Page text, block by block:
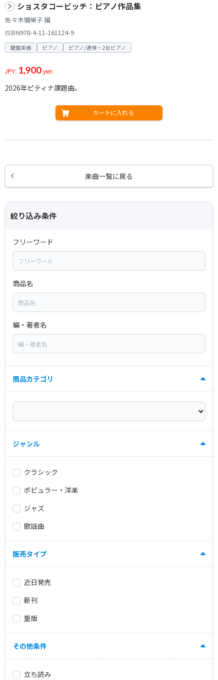
ショスタコービッチ：ピアノ作品集
佐々木彌榮子 編
ISBN978-4-11-161124-9
鍵盤楽器 ピアノ ピアノ/連弾・2台ピアノ
JPY: 1,900yen
2026年ピティナ課題曲。
カートに入れる
楽曲一覧に戻る
絞り込み条件
フリーワード
商品名
編・著者名
商品カテゴリ
ジャンル
クラシック
ポピュラー・洋楽
ジャズ
歌謡曲
販売タイプ
近日発売
新刊
重版
その他条件
立ち読み